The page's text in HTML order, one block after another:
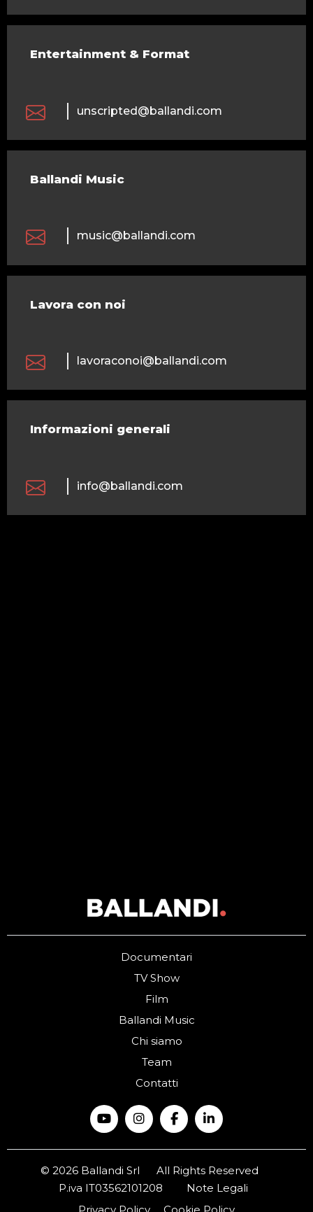
Entertainment & Format
unscripted@ballandi.com
Ballandi Music
music@ballandi.com
Lavora con noi
lavoraconoi@ballandi.com
Informazioni generali
info@ballandi.com
Documentari
TV Show
Film
Ballandi Music
Chi siamo
Team
Contatti
© 2026 Ballandi Srl
All Rights Reserved
P.iva IT03562101208
Note Legali